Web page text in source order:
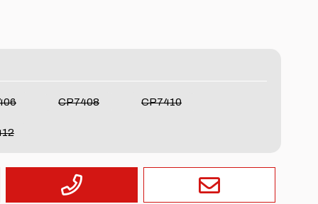
CP7408 CP7410